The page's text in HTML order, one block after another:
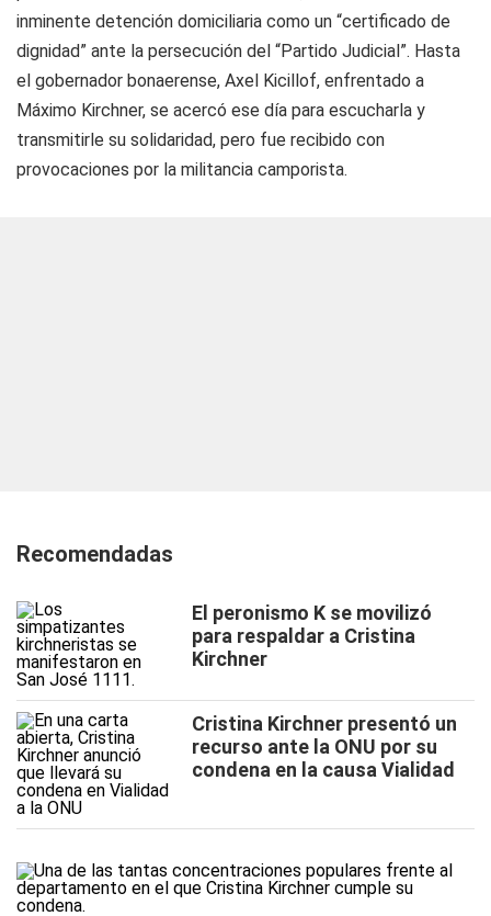
inminente detención domiciliaria como un “certificado de
dignidad” ante la persecución del “Partido Judicial”. Hasta
el gobernador bonaerense, Axel Kicillof, enfrentado a
Máximo Kirchner, se acercó ese día para escucharla y
transmitirle su solidaridad, pero fue recibido con
provocaciones por la militancia camporista.
Recomendadas
El peronismo K se movilizó
para respaldar a Cristina
Kirchner
Cristina Kirchner presentó un
recurso ante la ONU por su
condena en la causa Vialidad